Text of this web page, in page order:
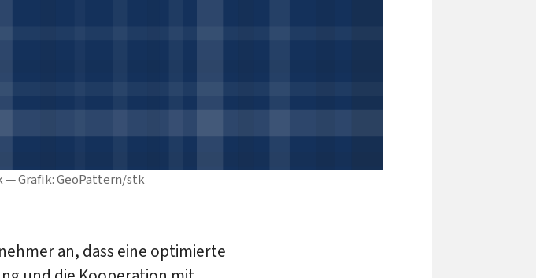
— Grafik: GeoPattern/stk
an, dass eine optimierte